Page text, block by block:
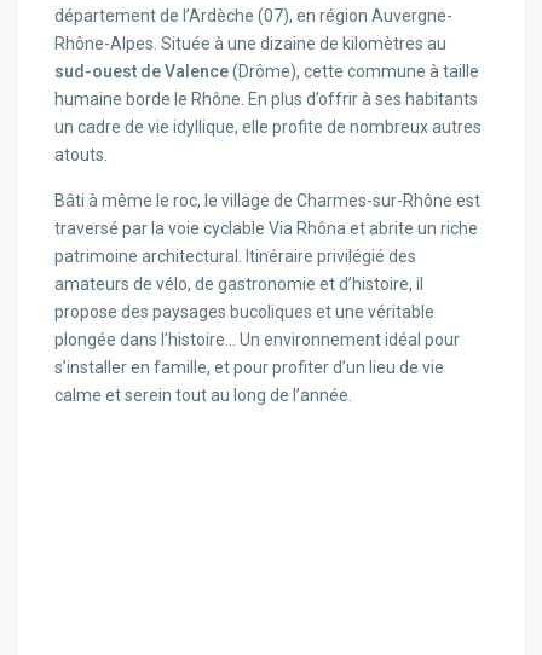
département de l’Ardèche (07), en région Auvergne-
Rhône-Alpes. Située à une dizaine de kilomètres au
sud-ouest de Valence(Drôme), cette commune à taille
humaine borde le Rhône. En plus d’offrir à ses habitants
un cadre de vie idyllique, elle profite de nombreux autres
atouts.
Bâti à même le roc, le village de Charmes-sur-Rhône est
traversé par la voie cyclable Via Rhôna et abrite un riche
patrimoine architectural. Itinéraire privilégié des
amateurs de vélo, de gastronomie et d’histoire, il
propose des paysages bucoliques et une véritable
plongée dans l’histoire… Un environnement idéal pour
s’installer en famille, et pour profiter d’un lieu de vie
calme et serein tout au long de l’année.